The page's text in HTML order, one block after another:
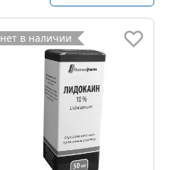
нет в наличии